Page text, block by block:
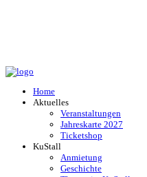
Home
Aktuelles
Veranstaltungen
Jahreskarte 2027
Ticketshop
KuStall
Anmietung
Geschichte